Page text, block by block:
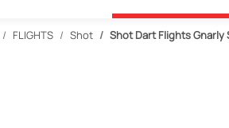
FLIGHTS Shot Shot Dart Flights Gnarly